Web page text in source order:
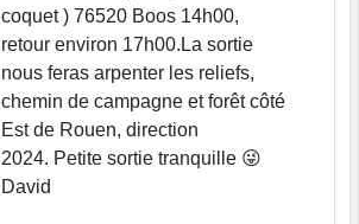
coquet ) 76520 Boos 14h00,
retour environ 17h00.La sortie
nous feras arpenter les reliefs,
chemin de campagne et forêt côté
Est de Rouen, direction
2024. Petite sortie tranquille 😜
David